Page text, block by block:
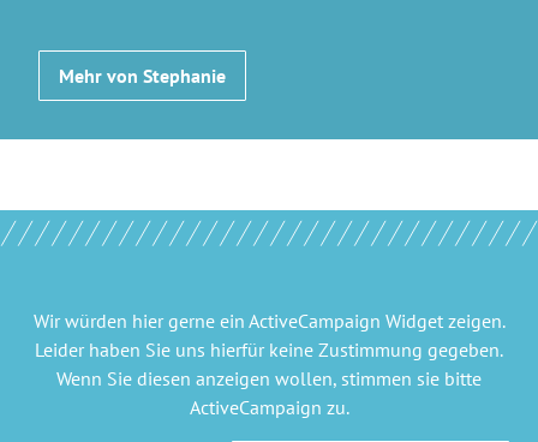
Mehr von Stephanie
Wir würden hier gerne ein ActiveCampaign Widgetzeigen.
Leider haben Sie uns hierfür keine Zustimmung gegeben.
Wenn Sie diesen anzeigen wollen, stimmen sie bitte
ActiveCampaign zu.